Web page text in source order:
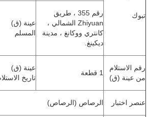
تبوك
رقم 355 ، طريق
Zhiyuan الشمالي ،
كانتري ووكانغ ، مدينة
ديكينغ.
عينة (ق)
المسلم
رقم الاستلام
من عينة (ق)
عينة (ق)
تاريخ الاستلام
عنصر اختبار الرصاص (الرصاص)